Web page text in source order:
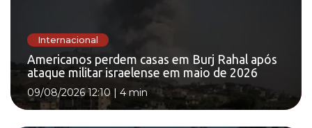
Internacional
Americanos perdem casas em Burj Rahal após
ataque militar israelense em maio de 2026
09/08/2026 12:10 | 4 min